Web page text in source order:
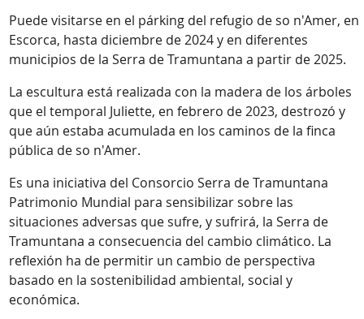
Puede visitarse en el párking del refugio de so n'Amer, en
Escorca, hasta diciembre de 2024 y en diferentes
municipios de la Serra de Tramuntana a partir de 2025.
La escultura está realizada con la madera de los árboles
que el temporal Juliette, en febrero de 2023, destrozó y
que aún estaba acumulada en los caminos de la finca
pública de so n'Amer.
Es una iniciativa del Consorcio Serra de Tramuntana
Patrimonio Mundial para sensibilizar sobre las
situaciones adversas que sufre, y sufrirá, la Serra de
Tramuntana a consecuencia del cambio climático. La
reflexión ha de permitir un cambio de perspectiva
basado en la sostenibilidad ambiental, social y
económica.